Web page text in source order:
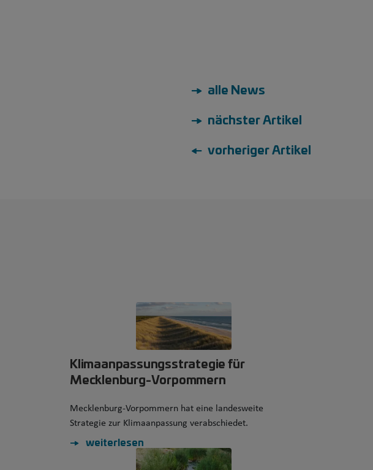
→ alle News
→ nächster Artikel
← vorheriger Artikel
Klimaanpassungsstrategie für
Mecklenburg-Vorpommern
Mecklenburg‑Vorpommern hat eine landesweite
Strategie zur Klimaanpassung verabschiedet.
weiterlesen